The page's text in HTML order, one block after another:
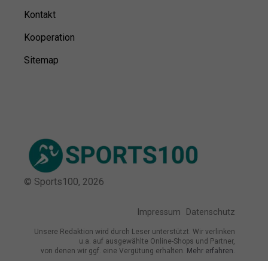
Kontakt
Kooperation
Sitemap
© Sports100, 2026
Impressum Datenschutz
Unsere Redaktion wird durch Leser unterstützt. Wir verlinken
u.a. auf ausgewählte Online-Shops und Partner,
von denen wir ggf. eine Vergütung erhalten. Mehr erfahren.